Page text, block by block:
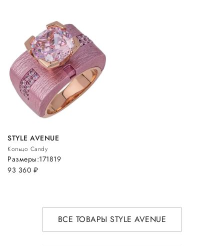
STYLE AVENUE
Кольцо Candy
93 360 руб.
Размеры:171819
ВСЕ ТОВАРЫ STYLE AVENUE